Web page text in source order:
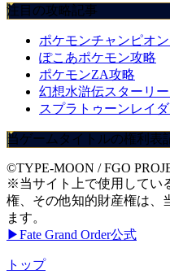
注目の攻略記事
ポケモンチャンピオ
ぽこあポケモン攻略
ポケモンZA攻略
幻想水滸伝スターリ
スプラトゥーンレイ
当ゲームタイトルの権利表
©TYPE-MOON / FGO
※当サイト上で使用してい
権、その他知的財産権は、
ます。
▶Fate Grand Order公式
トップ